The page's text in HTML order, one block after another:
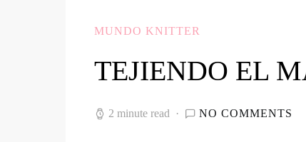
MUNDO KNITTER
TEJIENDO EL
2 minute read NO COMMENTS